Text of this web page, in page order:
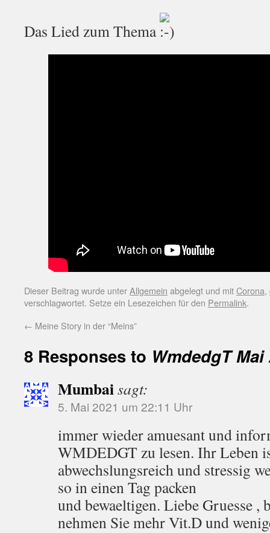
Das Lied zum Thema
Dieser Beitrag wurde unterAllgemein abgelegt und mitCorona,
verschlagwortet. Setze ein Lesezeichen für den Permalink.
← Meine Story in der “Meins”
8 Responses to WmdedgT Mai
Mumbaisagt:
5. Mai 2021 um 22:11 Uhr
immer wieder amuesant und
WMDEDGT zu lesen. Ihr Leben
abwechslungsreich und stressig
so in einen Tag packen
und bewaeltigen. Liebe Gruesse ,
nehmen Sie mehr Vit.D und